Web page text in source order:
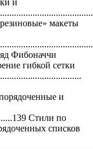
макеты
Фибоначчи
гибкой сетки
и
Стили по
списков